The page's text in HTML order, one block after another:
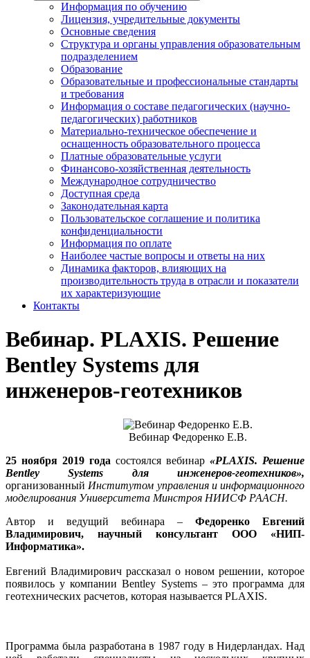
Информация по обучению
Лицензия, учредительные документы
Основные сведения
Структура и органы управления образовательным
подразделением
Образование
Образовательные и профессиональные стандарты
и требования
Информация о составе педагогических (научно-
педагогических) работников
Материально-техническое обеспечение и
оснащенность образовательного процесса
Платные образовательные услуги
Финансово-хозяйственная деятельность
Международное сотрудничество
Доступная среда
Законодательная карта
Пользовательское соглашение и политика
конфиденциальности
Информация по оплате
Наиболее частые вопросы и ответы на них
Динамика факторов, влияющих на
производительность труда в отрасли и показатели
их характеризующие
Контакты
Вебинар. PLAXIS. Решение
Bentley Systems для
инженеров-геотехников
Вебинар Федоренко Е.В.
25 ноября 2019 года состоялся вебинар «PLAXIS. Решение
Bentley Systems для инженеров-геотехников»,
организованный Институтом управления и информационного
моделирования Университета Минстроя НИИСФ РААСН.
Автор и ведущий вебинара – Федоренко Евгений
Владимирович, научный консультант ООО «НИП-
Информатика».
Евгений Владимирович рассказал о новом решении, которое
появилось у компании Bentley Systems – это программа для
геотехнических расчетов, которая называется PLAXIS.
Программа была разработана в 1987 году в Нидерландах. Над